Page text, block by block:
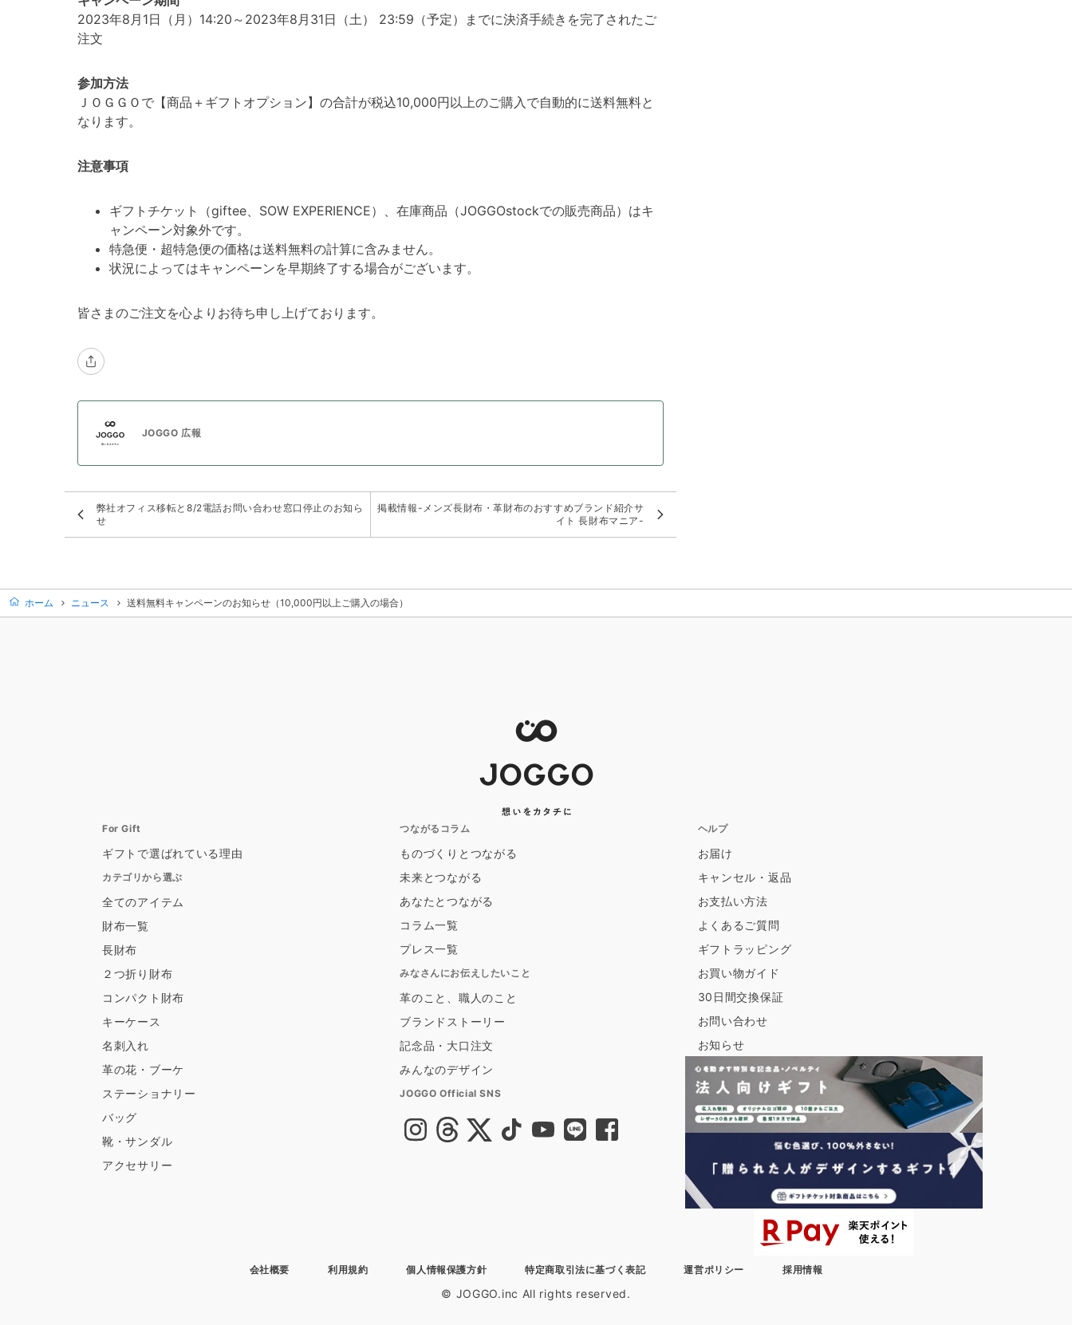
2023年8月1日（月）14:20～2023年8月31日（土） 23:59（予定）までに決済手続きを完了されたご
注文
参加方法
ＪＯＧＧＯで【商品＋ギフトオプション】の合計が税込10,000円以上のご購入で自動的に送料無料と
なります。
注意事項
ギフトチケット（giftee、SOW EXPERIENCE）、在庫商品（JOGGOstockでの販売商品）はキ
ャンペーン対象外です。
特急便・超特急便の価格は送料無料の計算に含みません。
状況によってはキャンペーンを早期終了する場合がございます。
皆さまのご注文を心よりお待ち申し上げております。
JOGGO 広報
弊社オフィス移転と8/2電話お問い合わせ窓口停止のお知ら
せ
掲載情報-メンズ長財布・革財布のおすすめブランド紹介サ
イト 長財布マニア-
ホーム ニュース 送料無料キャンペーンのお知らせ（10,000円以上ご購入の場合）
For Gift
ギフトで選ばれている理由
カテゴリから選ぶ
全てのアイテム
財布一覧
長財布
２つ折り財布
コンパクト財布
キーケース
名刺入れ
革の花・ブーケ
ステーショナリー
バッグ
靴・サンダル
アクセサリー
つながるコラム
ものづくりとつながる
未来とつながる
あなたとつながる
コラム一覧
プレス一覧
みなさんにお伝えしたいこと
革のこと、職人のこと
ブランドストーリー
記念品・大口注文
みんなのデザイン
JOGGO Official SNS
ヘルプ
お届け
キャンセル・返品
お支払い方法
よくあるご質問
ギフトラッピング
お買い物ガイド
30日間交換保証
お問い合わせ
お知らせ
会社概要 利用規約 個人情報保護方針 特定商取引法に基づく表記 運営ポリシー 採用情報
© JOGGO.inc All rights reserved.